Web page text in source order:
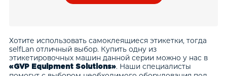
Хотите использовать самоклеящиеся этикетки, тогда
selfLan отличный выбор. Купить одну из
этикетировочных машин данной серии можно у нас в
«GVP Equipment Solutions». Наши специалисты